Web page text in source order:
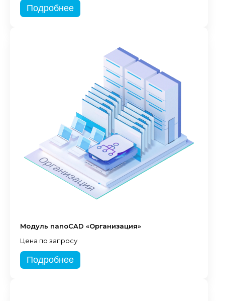
Подробнее
Модуль nanoCAD «Организация»
Цена по запросу
Подробнее